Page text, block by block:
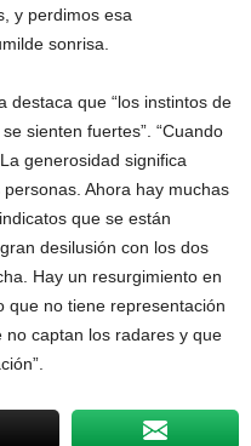
y perdimos esa
sonrisa.
destaca que “los instintos de
sienten fuertes”. “Cuando
generosidad significa
Ahora hay muchas
que se están
desilusión con los dos
Hay un resurgimiento en
que no tiene representación
no captan los radares y que